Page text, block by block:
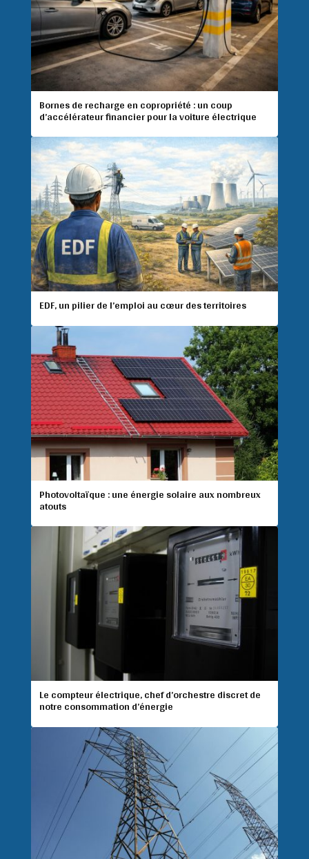
Bornes de recharge en copropriété : un coup
d’accélérateur financier pour la voiture électrique
EDF, un pilier de l’emploi au cœur des territoires
Photovoltaïque : une énergie solaire aux nombreux
atouts
Le compteur électrique, chef d’orchestre discret de
notre consommation d’énergie